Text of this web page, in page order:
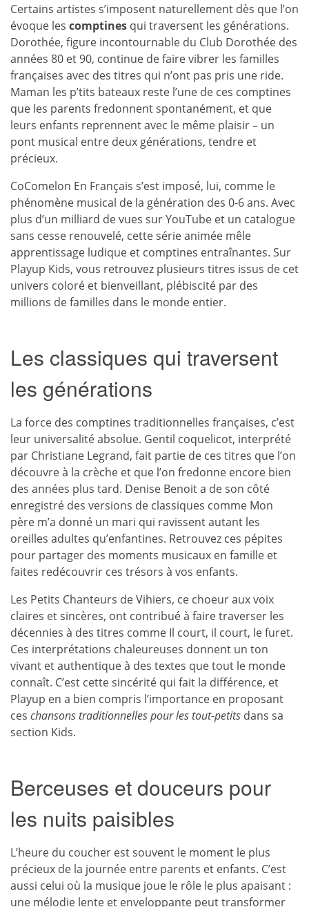
Certains artistes s’imposent naturellement dès que l’on
évoque les comptines qui traversent les générations.
Dorothée, figure incontournable du Club Dorothée des
années 80 et 90, continue de faire vibrer les familles
françaises avec des titres qui n’ont pas pris une ride.
Maman les p’tits bateaux reste l’une de ces comptines
que les parents fredonnent spontanément, et que
leurs enfants reprennent avec le même plaisir – un
pont musical entre deux générations, tendre et
précieux.
CoComelon En Français s’est imposé, lui, comme le
phénomène musical de la génération des 0-6 ans. Avec
plus d’un milliard de vues sur YouTube et un catalogue
sans cesse renouvelé, cette série animée mêle
apprentissage ludique et comptines entraînantes. Sur
Playup Kids, vous retrouvez plusieurs titres issus de cet
univers coloré et bienveillant, plébiscité par des
millions de familles dans le monde entier.
Les classiques qui traversent
les générations
La force des comptines traditionnelles françaises, c’est
leur universalité absolue. Gentil coquelicot, interprété
par Christiane Legrand, fait partie de ces titres que l’on
découvre à la crèche et que l’on fredonne encore bien
des années plus tard. Denise Benoit a de son côté
enregistré des versions de classiques comme Mon
père m’a donné un mari qui ravissent autant les
oreilles adultes qu’enfantines. Retrouvez ces pépites
pour partager des moments musicaux en famille et
faites redécouvrir ces trésors à vos enfants.
Les Petits Chanteurs de Vihiers, ce choeur aux voix
claires et sincères, ont contribué à faire traverser les
décennies à des titres comme Il court, il court, le furet.
Ces interprétations chaleureuses donnent un ton
vivant et authentique à des textes que tout le monde
connaît. C’est cette sincérité qui fait la différence, et
Playup en a bien compris l’importance en proposant
ces chansons traditionnelles pour les tout-petits dans sa
section Kids.
Berceuses et douceurs pour
les nuits paisibles
L’heure du coucher est souvent le moment le plus
précieux de la journée entre parents et enfants. C’est
aussi celui où la musique joue le rôle le plus apaisant :
une mélodie lente et enveloppante peut transformer